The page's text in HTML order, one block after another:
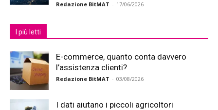
Redazione BitMAT - 17/06/2026
I più letti
E-commerce, quanto conta davvero
l’assistenza clienti?
Redazione BitMAT - 03/08/2026
I dati aiutano i piccoli agricoltori